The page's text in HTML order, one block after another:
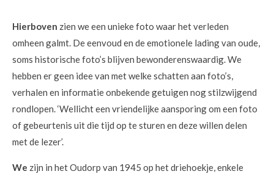
Hierboven zien we een unieke foto waar het verleden
omheen galmt. De eenvoud en de emotionele lading van oude,
soms historische foto’s blijven bewonderenswaardig. We
hebben er geen idee van met welke schatten aan foto’s,
verhalen en informatie onbekende getuigen nog stilzwijgend
rondlopen. ‘Wellicht een vriendelijke aansporing om een foto
of gebeurtenis uit die tijd op te sturen en deze willen delen
met de lezer’.
We zijn in het Oudorp van 1945 op het driehoekje, enkele